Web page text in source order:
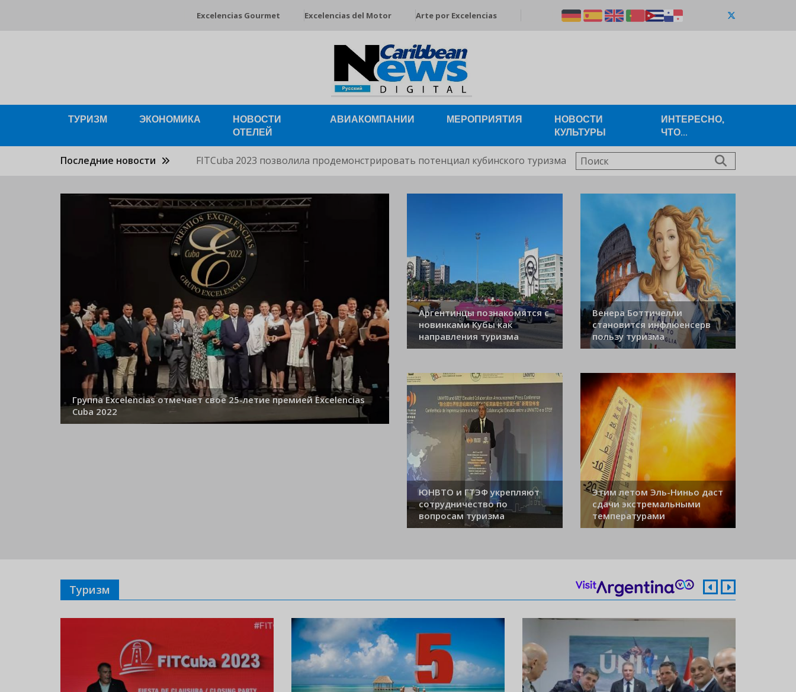
Excelencias Gourmet Excelencias del Motor Arte por Excelencias
ТУРИЗМ ЭКОНОМИКА
НОВОСТИ
ОТЕЛЕЙ
АВИАКОМПАНИИ МЕРОПРИЯТИЯ
НОВОСТИ
КУЛЬТУРЫ
ИНТЕРЕСНО,
ЧТО...
Последние новости FITCuba 2023 позволила продемонстрировать потенциал кубинского туризма Поиск
Группа Excelencias отмечает свое 25-летие премией Excelencias
Cuba 2022
Аргентинцы познакомятся с
новинками Кубы как
направления туризма
Венера Боттичелли
становится инфлюенсерв
пользу туризма
ЮНВТО и ГТЭФ укрепляют
сотрудничество по
вопросам туризма
Этим летом Эль-Ниньо даст
сдачи экстремальными
температурами
Туризм